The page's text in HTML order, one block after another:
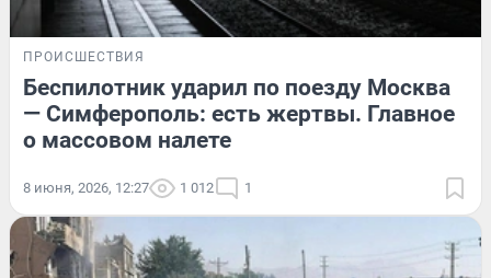
ПРОИСШЕСТВИЯ
Беспилотник ударил по поезду Москва
— Симферополь: есть жертвы. Главное
о массовом налете
8 июня, 2026, 12:27 1 012 1